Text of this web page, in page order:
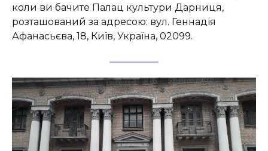
коли ви бачите Палац культури Дарниця,
розташований за адресою: вул. Геннадія
Афанасьєва, 18, Київ, Україна, 02099.